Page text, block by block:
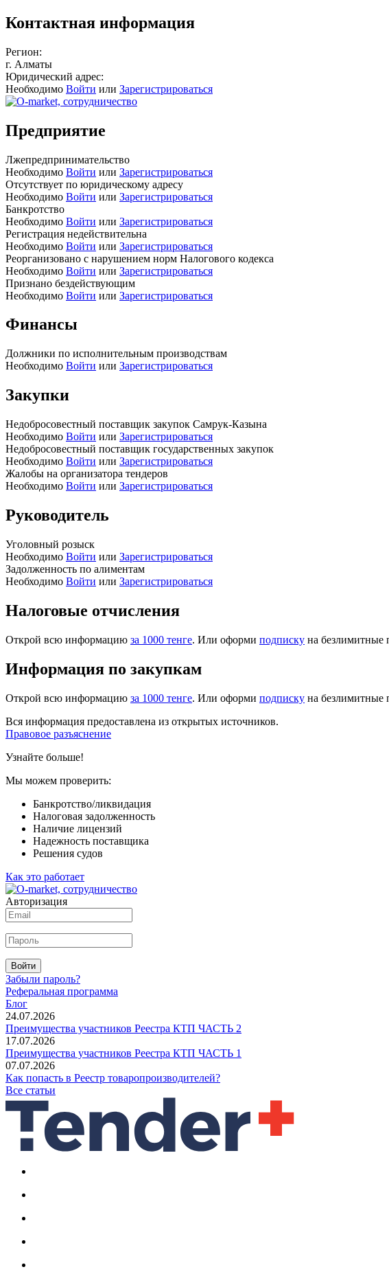
Контактная информация
Регион:
г. Алматы
Юридический адрес:
Необходимо Войти или Зарегистрироваться
Предприятие
Лжепредпринимательство
Необходимо Войти или Зарегистрироваться
Отсутствует по юридическому адресу
Необходимо Войти или Зарегистрироваться
Банкротство
Необходимо Войти или Зарегистрироваться
Регистрация недействительна
Необходимо Войти или Зарегистрироваться
Реорганизовано с нарушением норм Налогового кодекса
Необходимо Войти или Зарегистрироваться
Признано бездействующим
Необходимо Войти или Зарегистрироваться
Финансы
Должники по исполнительным производствам
Необходимо Войти или Зарегистрироваться
Закупки
Недобросовестный поставщик закупок Самрук-Казына
Необходимо Войти или Зарегистрироваться
Недобросовестный поставщик государственных закупок
Необходимо Войти или Зарегистрироваться
Жалобы на организатора тендеров
Необходимо Войти или Зарегистрироваться
Руководитель
Уголовный розыск
Необходимо Войти или Зарегистрироваться
Задолженность по алиментам
Необходимо Войти или Зарегистрироваться
Налоговые отчисления
Открой всю информацию за 1000 тенге. Или оформи подписку на безлимитные
Информация по закупкам
Открой всю информацию за 1000 тенге. Или оформи подписку на безлимитные
Вся информация предоставлена из открытых источников.
Правовое разъяснение
Узнайте больше!
Мы можем проверить:
Банкротство/ликвидация
Налоговая задолженность
Наличие лицензий
Надежность поставщика
Решения судов
Как это работает
Авторизация
Войти
Забыли пароль?
Реферальная программа
Блог
24.07.2026
Преимущества участников Реестра КТП ЧАСТЬ 2
17.07.2026
Преимущества участников Реестра КТП ЧАСТЬ 1
07.07.2026
Как попасть в Реестр товаропроизводителей?
Все статьи